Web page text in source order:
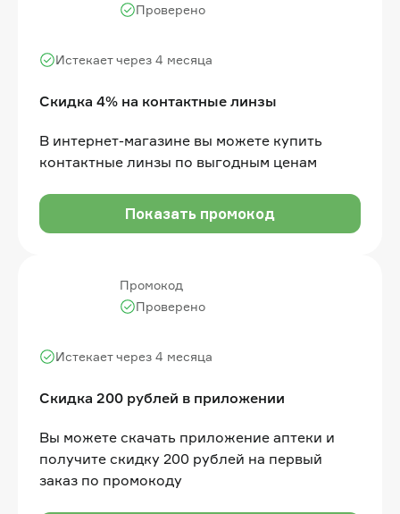
Скидка 4% на контактные линзы
Истекает через 4 месяца
Проверено
В интернет-магазине вы можете купить
контактные линзы по выгодным ценам
Показать промокод
Промокод
Скидка 200 рублей в приложении
Истекает через 4 месяца
Проверено
Вы можете скачать приложение аптеки и
получите скидку 200 рублей на первый
заказ по промокоду